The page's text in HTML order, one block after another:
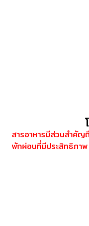
สารอาหารมีส่วนสำคั
พักผ่อนที่มีประสิทธิภาพ